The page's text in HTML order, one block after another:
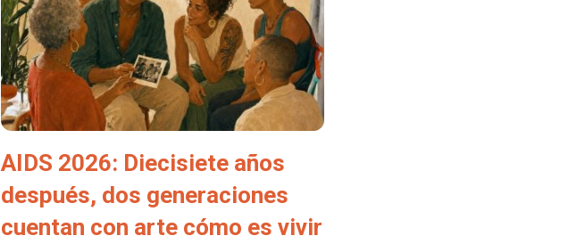
AIDS 2026: Diecisiete años
después, dos generaciones
cuentan con arte cómo es vivir